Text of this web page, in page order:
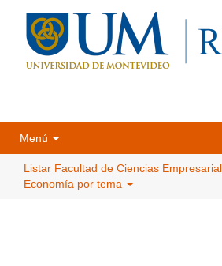
Menú
Listar Facultad de Ciencias
Economía por tema